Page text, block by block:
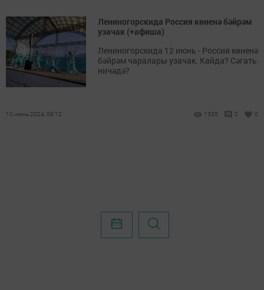
Лениногорскида Россия көненә бәйрәм
узачак (+афиша)
Лениногорскида 12 июнь - Россия көненә
бәйрәм чаралары узачак. Кайда? Сәгать
ничәдә?
10 июнь 2024, 09:12 1335 0 0